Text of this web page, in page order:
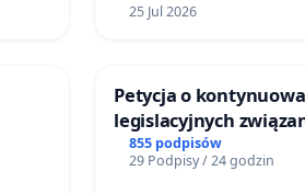
25 Jul 2026
Petycja o
legislacyjnych
reformą prawa
855 podpisów
29 Podpisy / 24 godzin